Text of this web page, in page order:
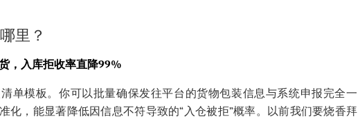
里？
，入库拒收率直降99%
单模板。你可以批量确保发往平台的货物包装信息与系统申报完全一
化，能显著降低因信息不符导致的“入仓被拒”概率。以前我们要烧香拜